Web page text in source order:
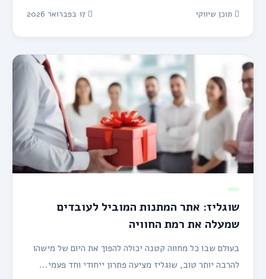
תוכן שיווקי
שוגליז: אתר המתנות המוביל לעובדים
שמעלה את רמת החוויה
בעולם שבו כל מחווה קטנה יכולה להפוך את היום של מישהו
להרבה יותר טוב, שוגליז מציעה פתרון ייחודי וחד פעמי...